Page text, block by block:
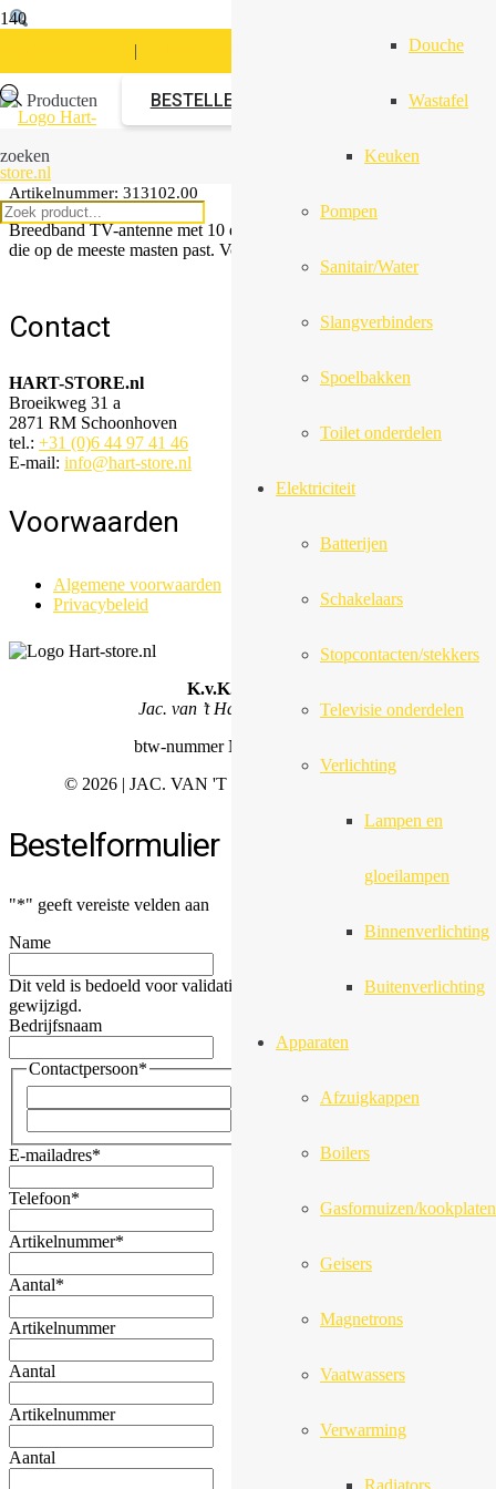
|
BESTELLEN
Producten
zoeken
Douche
Wastafel
Keuken
Pompen
Sanitair/Water
Slangverbinders
Spoelbakken
Toilet onderdelen
Elektriciteit
Batterijen
Schakelaars
Stopcontacten/stekkers
Televisie onderdelen
Verlichting
Lampen en
gloeilampen
Binnenverlichting
Buitenverlichting
Apparaten
Afzuigkappen
Boilers
Gasfornuizen/kookplaten
Geisers
Magnetrons
Vaatwassers
Verwarming
Radiators
Breedband TV-antenne 10
Artikelnummer: 313102.00
Breedband TV-antenne met 10 elementen, inclusief universele klem
die op de meeste masten past. Voor gebieden met een sterke signaal.
Contact
HART-STORE.nl
Broeikweg 31 a
2871 RM Schoonhoven
tel.: +31 (0)6 44 97 41 46
E-mail: info@hart-store.nl
Voorwaarden
Algemene voorwaarden
Privacybeleid
K.v.K.
Jac. van ’t Hart Nederland B.V.
btw-nummer NL852451052B01
© 2026 | JAC. VAN 'T HART NEDERLAND B.V.
Bestelformulier
"*" geeft vereiste velden aan
Name
Dit veld is bedoeld voor validatiedoeleinden en moet niet worden
gewijzigd.
Bedrijfsnaam
Contactpersoon*
Voornaam
E-mailadres*
Telefoon*
Artikelnummer*
Aantal*
Artikelnummer
Aantal
Artikelnummer
Aantal